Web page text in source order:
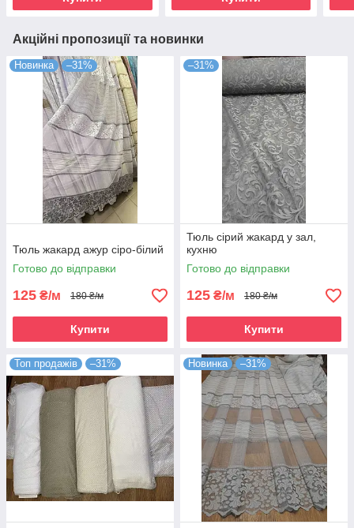
Акційні пропозиції та новинки
Новинка –31%
Тюль жакард ажур сіро-білий
Готово до відправки
125 ₴/м 180 ₴/м
Купити
–31%
Тюль сірий жакард у зал,
кухню
Готово до відправки
125 ₴/м 180 ₴/м
Купити
Топ продажів –31% Новинка –31%